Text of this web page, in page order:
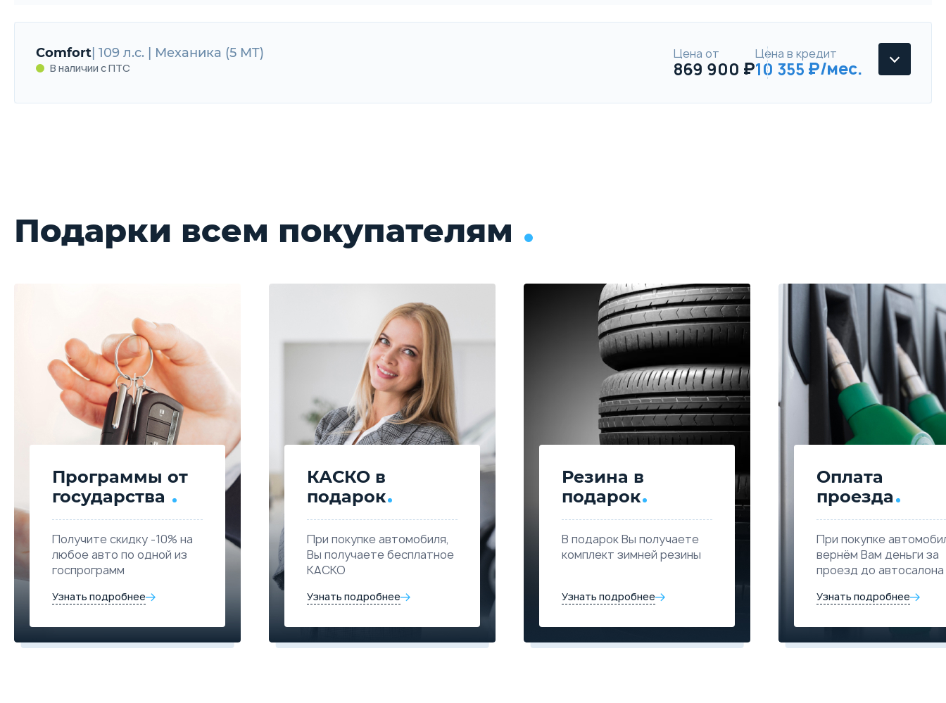
Comfort | 109 л.с. | Механика (5 MT)
В наличии с ПТС
Цена от
869 900
Цена в кредит
10 355
1.5 л.
Объём
109 л.с.2WD
Привод
175 км/ч
Макс. скорость
5.1 л./100км
Расход топлива
14.1 с.
Разгон до 100 км./ч.
Выберите цвет Подробнее о комплектации
Комплект зимней резины
Страховка в подарок
Оплата проезда до автосалона
Цена от
869 900
Цена в кредит
10 355
Купить в кредит
Забронировать
Подарки всем покупателям
Программы от
государства
Получите скидку -10% на
любое авто по одной из
госпрограмм
Узнать подробнее
КАСКО в
подарок
При покупке автомобиля,
Вы получаете бесплатное
КАСКО
Узнать подробнее
Резина в
подарок
В подарок Вы получаете
комплект зимней резины
Узнать подробнее
Оплата
проезда
При покупке
вернём Вам деньги за
проезд до автосалона
Узнать подробнее